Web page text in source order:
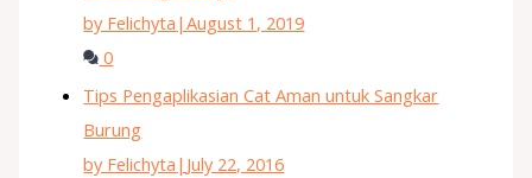
by Felichyta |August 1, 2019
0
Tips Pengaplikasian Cat Aman untuk Sangkar
Burung
by Felichyta | July 22, 2016